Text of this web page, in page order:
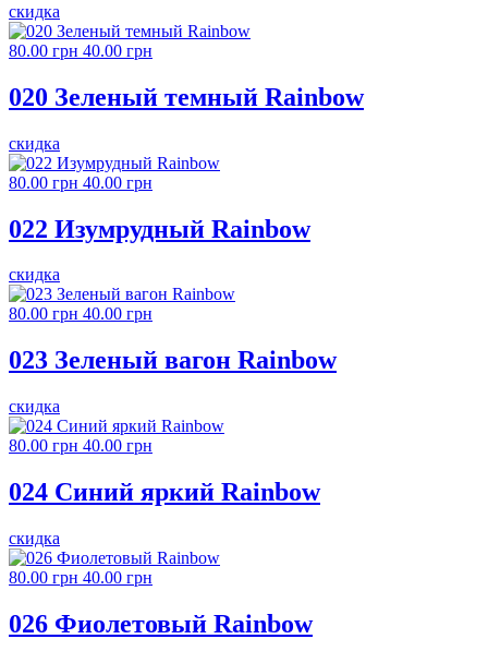
скидка
80.00 грн 40.00 грн
020 Зеленый темный Rainbow
скидка
80.00 грн 40.00 грн
022 Изумрудный Rainbow
скидка
80.00 грн 40.00 грн
023 Зеленый вагон Rainbow
скидка
80.00 грн 40.00 грн
024 Синий яркий Rainbow
скидка
80.00 грн 40.00 грн
026 Фиолетовый Rainbow